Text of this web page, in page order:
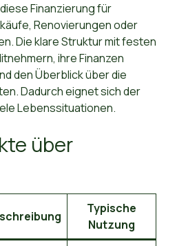
Finanzierung für
Renovierungen oder
Die klare Struktur mit festen
ihre Finanzen
den Überblick über die
Dadurch eignet sich der
Lebenssituationen.
über
Typische
Nutzung